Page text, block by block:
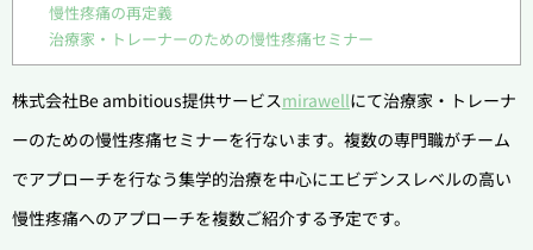
慢性疼痛の再定義
治療家・トレーナーのための慢性疼痛セミナー
株式会社Be ambitious提供サービスmirawellにて治療家・トレーナ
ーのための慢性疼痛セミナーを行ないます。複数の専門職がチーム
でアプローチを行なう集学的治療を中心にエビデンスレベルの高い
慢性疼痛へのアプローチを複数ご紹介する予定です。